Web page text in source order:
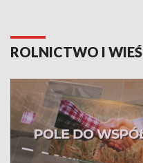
ROLNICTWO I WIEŚ